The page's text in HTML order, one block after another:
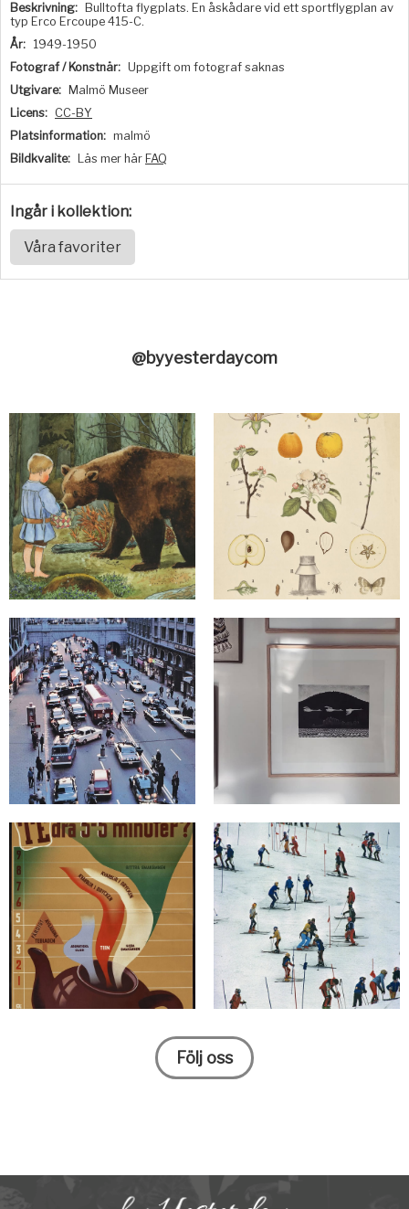
Beskrivning:
Bulltofta flygplats. En åskådare vid ett sportflygplan av
typ Erco Ercoupe 415-C.
År: 1949-1950
Fotograf / Konstnär: Uppgift om fotograf saknas
Utgivare:
Malmö Museer
Licens: CC-BY
Platsinformation: malmö
Bildkvalite:
Läs mer här FAQ
Ingår i kollektion:
Våra favoriter
@byyesterdaycom
Följ oss